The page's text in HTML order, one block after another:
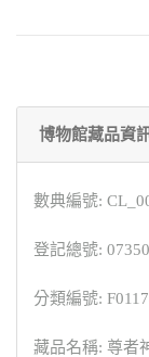
博物館藏品資
數典編號:
登記總號: 07350
分類編號:
藏品名稱: 尊者